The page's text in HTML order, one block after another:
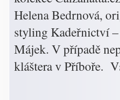
Helena Bedrnová,
styling Kadeřnictví
Májek. V případě
kláštera v Příboře.